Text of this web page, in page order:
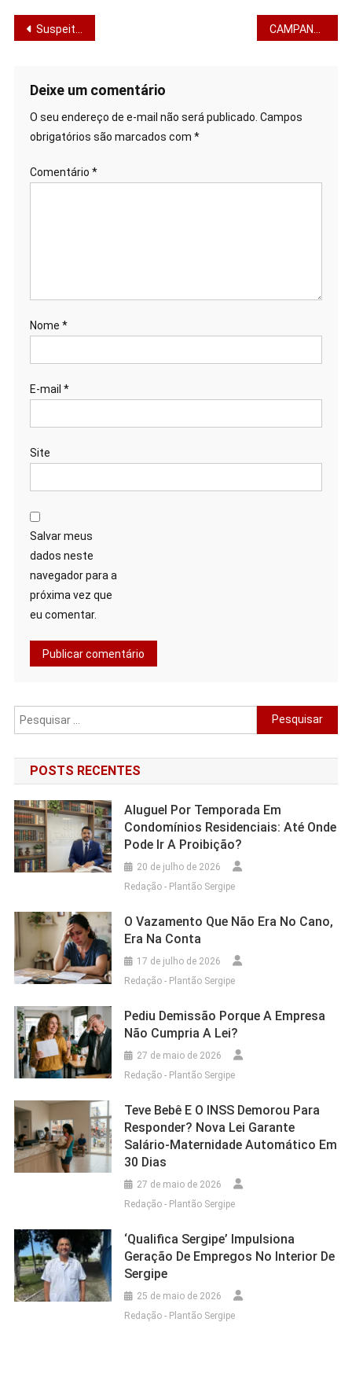
Navegação
Post
Suspeitos de estelionato são detidos em banco de Propriá
Deixe um comentário
O seu endereço de e-mail não será publicado. Campos
obrigatórios são marcados com *
Comentário *
Nome *
E-mail *
Site
Salvar meus
dados neste
navegador para a
próxima vez que
eu comentar.
Pesquisar
por:
POSTS RECENTES
Aluguel Por Temporada Em
Condomínios Residenciais: Até Onde
Pode Ir A Proibição?
20 de julho de 2026
Redação - Plantão Sergipe
O Vazamento Que Não Era No Cano,
Era Na Conta
17 de julho de 2026
Redação - Plantão Sergipe
Pediu Demissão Porque A Empresa
Não Cumpria A Lei?
27 de maio de 2026
Redação - Plantão Sergipe
Teve Bebê E O INSS Demorou Para
Responder? Nova Lei Garante
Salário-Maternidade Automático Em
30 Dias
27 de maio de 2026
Redação - Plantão Sergipe
‘Qualifica Sergipe’ Impulsiona
Geração De Empregos No Interior De
Sergipe
25 de maio de 2026
Redação - Plantão Sergipe